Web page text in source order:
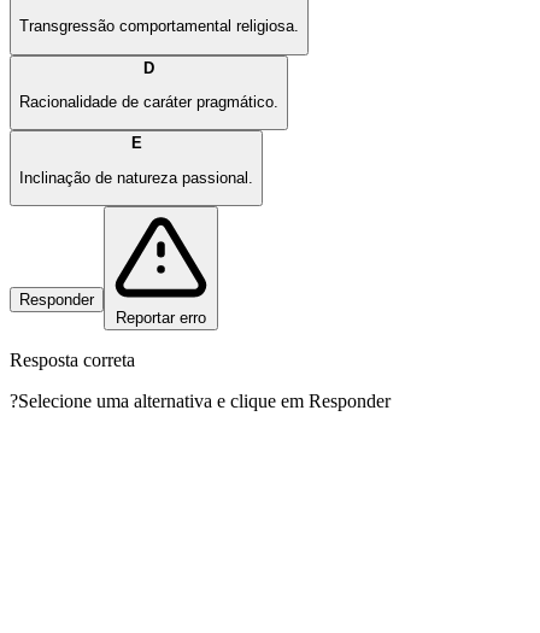
Transgressão comportamental religiosa.
D
Racionalidade de caráter pragmático.
E
Inclinação de natureza passional.
Responder
Reportar erro
Resposta correta
?Selecione uma alternativa e clique em Responder